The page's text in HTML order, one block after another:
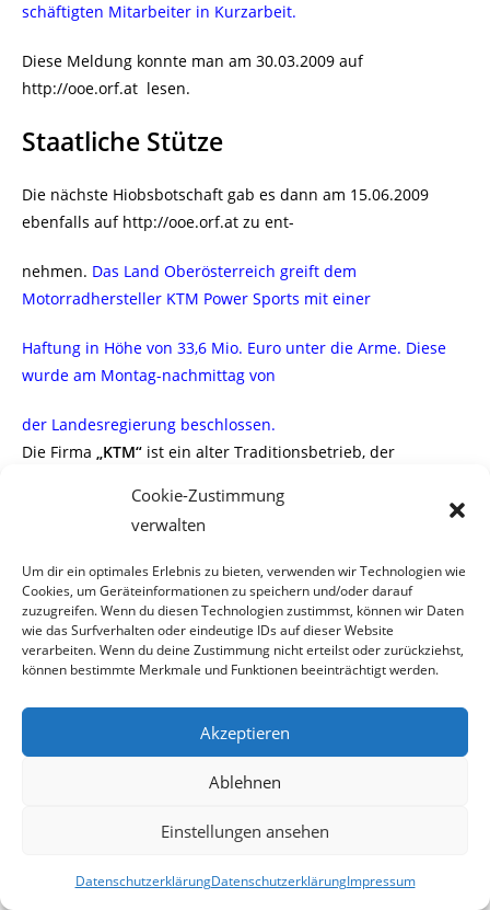
Cookie-Zustimmung
verwalten
Um dir ein optimales Erlebnis zu bieten, verwenden wir Technologien wie
Cookies, um Geräteinformationen zu speichern und/oder darauf
zuzugreifen. Wenn du diesen Technologien zustimmst, können wir Daten
wie das Surfverhalten oder eindeutige IDs auf dieser Website
verarbeiten. Wenn du deine Zustimmung nicht erteilst oder zurückziehst,
können bestimmte Merkmale und Funktionen beeinträchtigt werden.
Akzeptieren
Ablehnen
Einstellungen ansehen
DatenschutzerklärungDatenschutzerklärungImpressum
schäftigten Mitarbeiter in Kurzarbeit.
Diese Meldung konnte man am 30.03.2009 auf
http://ooe.orf.at lesen.
Staatliche Stütze
Die nächste Hiobsbotschaft gab es dann am 15.06.2009
ebenfalls auf http://ooe.orf.at zu ent-
nehmen. Das Land Oberösterreich greift dem
Motorradhersteller KTM Power Sports mit einer
Haftung in Höhe von 33,6 Mio. Euro unter die Arme. Diese
wurde am Montag-nachmittag von
der Landesregierung beschlossen.
Die Firma „KTM“ ist ein alter Traditionsbetrieb, der
-räder baut. Natürlich gab es durch die Wirtschaftskrise
schwierigkeiten. Also stützte das Land den Betrieb.
Abenteuerlustiges Management
Da ist es doch erstaunlich, dass sich ein Unternehmen in
wirtschaftlich schwierigen Zeiten
auf ein Abenteuer einlässt. Während die Wirtschaftskrise
Obwohl zahlreiche Experten vor diesem Experiment